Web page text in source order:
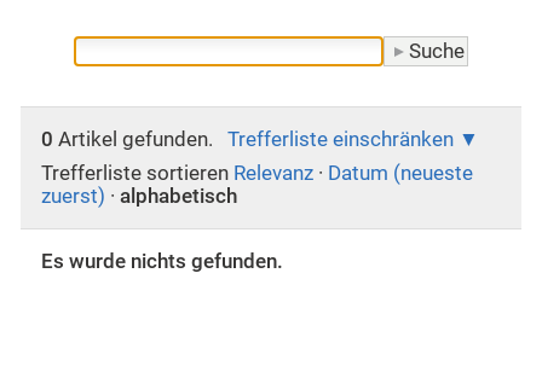
0 Artikel gefunden.
Trefferliste einschränken
Trefferliste sortieren Relevanz · Datum (neueste
zuerst) · alphabetisch
Es wurde nichts gefunden.